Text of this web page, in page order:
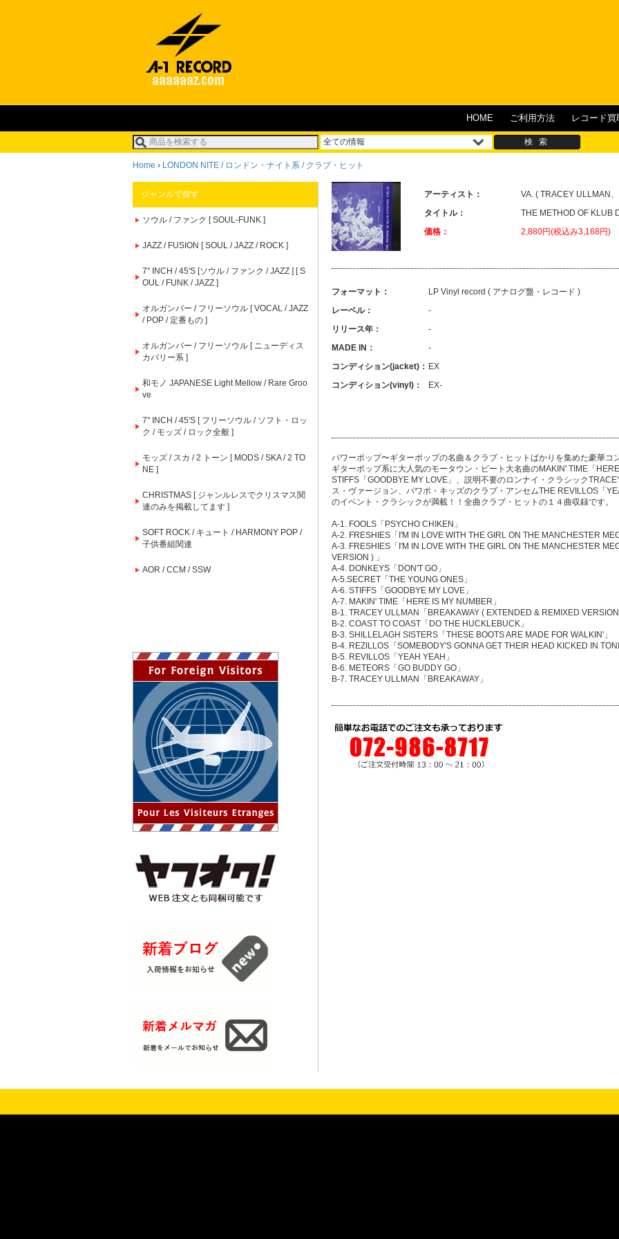
HOME ご利用方法 レコード買
Home › LONDON NITE / ロンドン・ナイト系 / クラブ・ヒット
ジャンルで探す
ソウル / ファンク [ SOUL-FUNK ]
JAZZ / FUSION [ SOUL / JAZZ / ROCK ]
7'' INCH / 45'S [ソウル / ファンク / JAZZ ] [ S
OUL / FUNK / JAZZ ]
オルガンバー / フリーソウル [ VOCAL / JAZZ
/ POP / 定番もの ]
オルガンバー / フリーソウル [ ニューディス
カバリー系 ]
和モノ JAPANESE Light Mellow / Rare Groo
ve
7'' INCH / 45'S [ フリーソウル / ソフト・ロッ
ク / モッズ / ロック全般 ]
モッズ / スカ / 2 トーン [ MODS / SKA / 2 TO
NE ]
CHRISTMAS [ ジャンルレスでクリスマス関
連のみを掲載してます ]
SOFT ROCK / キュート / HARMONY POP /
子供番組関連
AOR / CCM / SSW
アーティスト：
VA. ( TRACEY ULLMAN
タイトル：
THE METHOD OF KLUB
価格：
2,880円(税込み3,168円)
フォーマット：
LP Vinyl record ( アナログ盤・レコード )
レーベル：
-
リリース年：
-
MADE IN：
-
コンディション(jacket)： EX
コンディション(vinyl)：
EX-
パワーポップ〜ギターポップの名曲＆クラブ・ヒットばかりを集めた豪華
ギターポップ系に大人気のモータウン・ビート大名曲のMAKIN' TIME「
STIFFS「GOODBYE MY LOVE」、説明不要のロンナイ・クラシック
ス・ヴァージョン、パワポ・キッズのクラブ・アンセムTHE REVILLOS「
のイベント・クラシックが満載！！全曲クラブ・ヒットの１４曲収録です。
A-1. FOOLS「PSYCHO CHIKEN」
A-2. FRESHIES「I'M IN LOVE WITH THE GIRL ON THE MANCHESTER
A-3. FRESHIES「I'M IN LOVE WITH THE GIRL ON THE MANCHESTER
VERSION ) 」
A-4. DONKEYS「DON'T GO」
A-5.SECRET「THE YOUNG ONES」
A-6. STIFFS「GOODBYE MY LOVE」
A-7. MAKIN' TIME「HERE IS MY NUMBER」
B-1. TRACEY ULLMAN「BREAKAWAY ( EXTENDED & REMIXED VERSION
B-2. COAST TO COAST「DO THE HUCKLEBUCK」
B-3. SHILLELAGH SISTERS「THESE BOOTS ARE MADE FOR WALKIN'」
B-4. REZILLOS「SOMEBODY'S GONNA GET THEIR HEAD KICKED IN
B-5. REVILLOS「YEAH YEAH」
B-6. METEORS「GO BUDDY GO」
B-7. TRACEY ULLMAN「BREAKAWAY」